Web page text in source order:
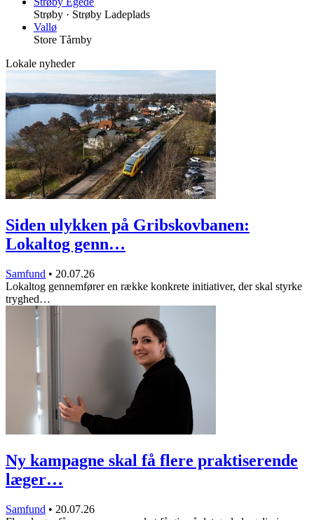
Strøby · Strøby Ladeplads
Vallø
Store Tårnby
Lokale nyheder
Siden ulykken på Gribskovbanen:
Lokaltog genn…
Samfund • 20.07.26
Lokaltog gennemfører en række konkrete initiativer, der skal styrke
tryghed…
Ny kampagne skal få flere praktiserende
læger…
Samfund • 20.07.26